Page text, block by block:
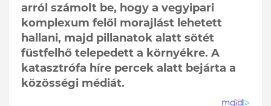
arról számolt be, hogy a vegyipari
komplexum felől morajlást lehetett
hallani, majd pillanatok alatt sötét
füstfelhő telepedett a környékre. A
katasztrófa híre percek alatt bejárta a
közösségi médiát.